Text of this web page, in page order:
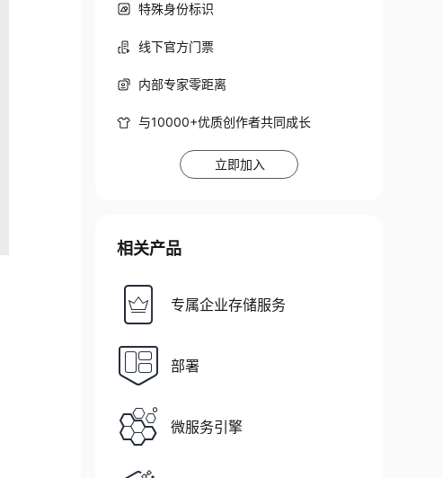
特殊身份标识
线下官方门票
内部专家零距离
与10000+优质创作者共同成长
立即加入
相关产品
专属企业存储服务
部署
微服务引擎